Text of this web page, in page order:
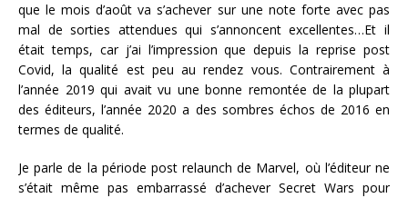
que le mois d’août va s’achever sur une note forte avec pas
mal de sorties attendues qui s’annoncent excellentes…Et il
était temps, car j’ai l’impression que depuis la reprise post
Covid, la qualité est peu au rendez vous. Contrairement à
l’année 2019 qui avait vu une bonne remontée de la plupart
des éditeurs, l’année 2020 a des sombres échos de 2016 en
termes de qualité.
Je parle de la période post relaunch de Marvel, où l’éditeur ne
s’était même pas embarrassé d’achever Secret Wars pour